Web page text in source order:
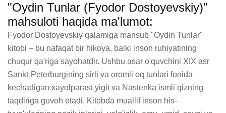
"Oydin Tunlar (Fyodor Dostoyevskiy)"
mahsuloti haqida ma'lumot:
Fyodor Dostoyevskiy qalamiga mansub "Oydin Tunlar"
kitobi – bu nafaqat bir hikoya, balki inson ruhiyatining
chuqur qa'riga sayohatdir. Ushbu asar o'quvchini XIX asr
Sankt-Peterburgining sirli va oromli oq tunlari fonida
kechadigan xayolparast yigit va Nastenka ismli qizning
taqdiriga guvoh etadi. Kitobda muallif inson his-